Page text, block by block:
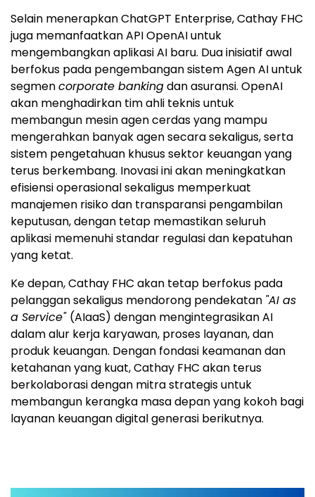
Selain menerapkan ChatGPT Enterprise, Cathay FHC
juga memanfaatkan API OpenAI untuk
mengembangkan aplikasi AI baru. Dua inisiatif awal
berfokus pada pengembangan sistem Agen AI untuk
segmencorporate bankingdan asuransi. OpenAI
akan menghadirkan tim ahli teknis untuk
membangun mesin agen cerdas yang mampu
mengerahkan banyak agen secara sekaligus, serta
sistem pengetahuan khusus sektor keuangan yang
terus berkembang. Inovasi ini akan meningkatkan
efisiensi operasional sekaligus memperkuat
manajemen risiko dan transparansi pengambilan
keputusan, dengan tetap memastikan seluruh
aplikasi memenuhi standar regulasi dan kepatuhan
yang ketat.
Ke depan, Cathay FHC akan tetap berfokus pada
pelanggan sekaligus mendorong pendekatan "AI as
a Service" (AIaaS) dengan mengintegrasikan AI
dalam alur kerja karyawan, proses layanan, dan
produk keuangan. Dengan fondasi keamanan dan
ketahanan yang kuat, Cathay FHC akan terus
berkolaborasi dengan mitra strategis untuk
membangun kerangka masa depan yang kokoh bagi
layanan keuangan digital generasi berikutnya.